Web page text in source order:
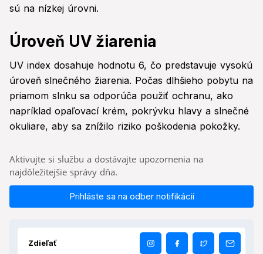
sú na nízkej úrovni.
Úroveň UV žiarenia
UV index dosahuje hodnotu 6, čo predstavuje vysokú
úroveň slnečného žiarenia. Počas dlhšieho pobytu na
priamom slnku sa odporúča použiť ochranu, ako
napríklad opaľovací krém, pokrývku hlavy a slnečné
okuliare, aby sa znížilo riziko poškodenia pokožky.
Aktivujte si službu a dostávajte upozornenia na
najdôležitejšie správy dňa.
Prihláste sa na odber notifikácií
Zdieľať